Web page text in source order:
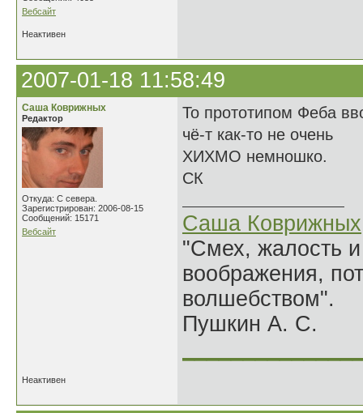
Вебсайт
Неактивен
2007-01-18 11:58:49
Саша Коврижных
Редактор
Откуда: С севера.
Зарегистрирован: 2006-08-15
Сообщений: 15171
Вебсайт
То прототипом Феба
чё-т как-то не очень
ХИХМО немношко.
СК
Саша Коврижных
"Смех, жалость
воображения,
волшебством".
Пушкин А. С.
Неактивен